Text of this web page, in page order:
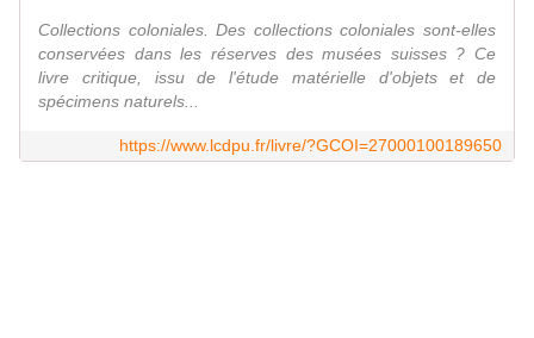
Collections coloniales. Des collections coloniales sont-elles
conservées dans les réserves des musées suisses ? Ce
livre critique, issu de l'étude matérielle d'objets et de
spécimens naturels...
https://www.lcdpu.fr/livre/?GCOI=27000100189650